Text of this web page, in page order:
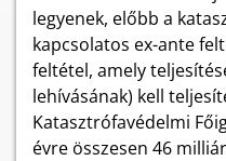
legyenek, előbb a
kapcsolatos ex-ante
feltétel, amely
lehívásának) kell
Katasztrófavédelmi
évre összesen 46